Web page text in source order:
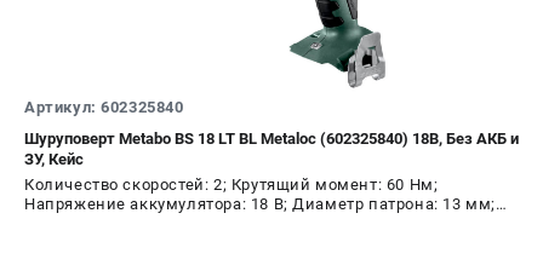
Артикул: 602325840
Шуруповерт Metabo BS 18 LT BL Metaloc (602325840) 18В, Без АКБ и
ЗУ, Кейс
Количество скоростей: 2; Крутящий момент: 60 Нм;
Напряжение аккумулятора: 18 В; Диаметр патрона: 13 мм;